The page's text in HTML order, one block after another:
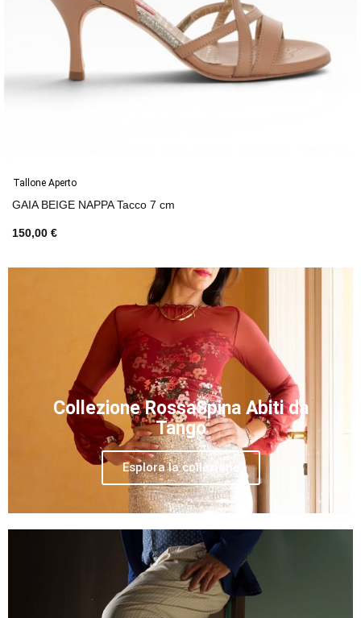
Tallone Aperto
GAIA BEIGE NAPPA Tacco 7 cm
150,00 €
Collezione RossaSpina Abiti da
Tango
Esplora la collezione